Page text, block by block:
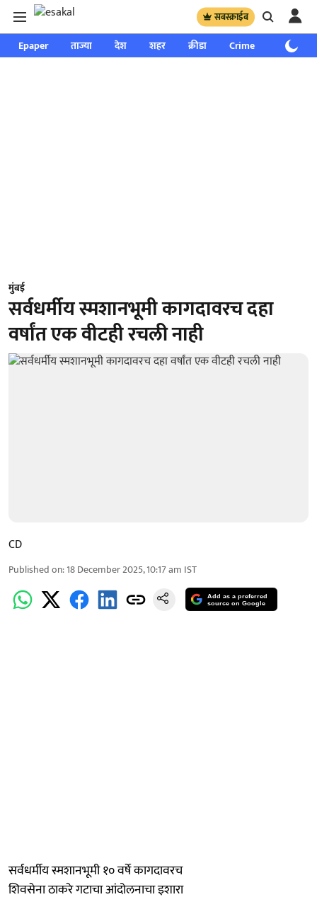
सबस्क्राईब
Epaper ताज्या देश शहर क्रीडा Crime साप्ताहिक
मुंबई
सर्वधर्मीय स्मशानभूमी कागदावरच दहा
वर्षांत एक वीटही रचली नाही
CD
Published on:18 December 2025, 10:17 am IST
Add as a preferred
source on Google
सर्वधर्मीय स्मशानभूमी १० वर्षे कागदावरच
शिवसेना ठाकरे गटाचा आंदोलनाचा इशारा